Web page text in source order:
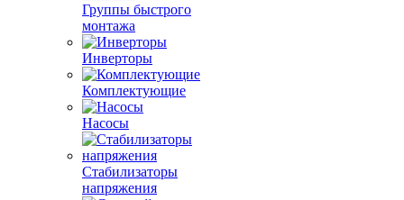
Группы быстрого
монтажа
Инверторы
Комплектующие
Насосы
Стабилизаторы
напряжения